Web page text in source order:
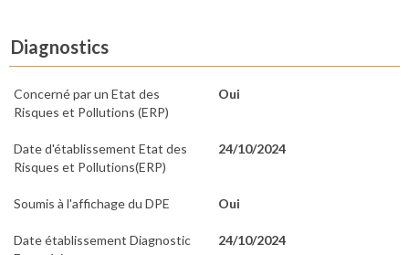
Diagnostics
Concerné par un Etat des
Risques et Pollutions (ERP)
Oui
Date d'établissement Etat des
Risques et Pollutions(ERP)
24/10/2024
Soumis à l'affichage du DPE Oui
Date établissement Diagnostic
24/10/2024